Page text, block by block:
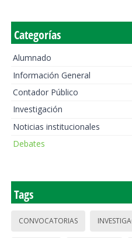
Categorías
Alumnado
Información General
Contador Público
Investigación
Noticias institucionales
Debates
Tags
CONVOCATORIAS